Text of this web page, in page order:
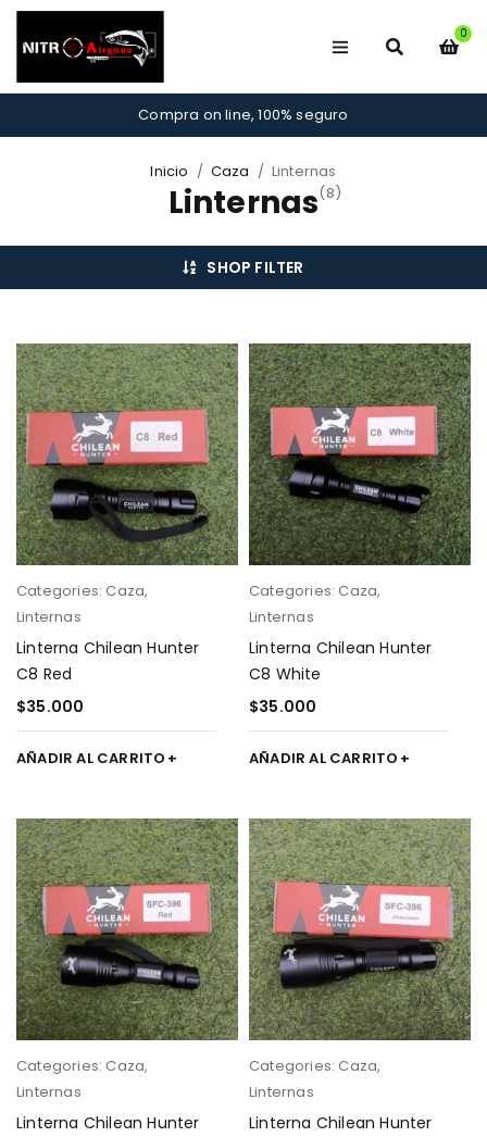
0
Compra on line, 100% seguro
Inicio / Caza / Linternas
Linternas(8)
SHOP FILTER
Categories: Caza,
Linternas
Linterna Chilean Hunter
C8 Red
$35.000
AÑADIR AL CARRITO
Categories: Caza,
Linternas
Linterna Chilean Hunter
C8 White
$35.000
AÑADIR AL CARRITO
Categories: Caza,
Linternas
Linterna Chilean Hunter
Categories: Caza,
Linternas
Linterna Chilean Hunter